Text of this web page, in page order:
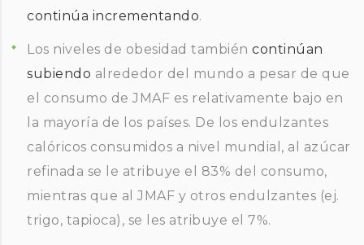
continúa incrementando.
Los niveles de obesidad también continúan
subiendo alrededor del mundo a pesar de que
el consumo de JMAF es relativamente bajo en
la mayoría de los países. De los endulzantes
calóricos consumidos a nivel mundial, al azúcar
refinada se le atribuye el 83% del consumo,
mientras que al JMAF y otros endulzantes (ej.
trigo, tapioca), se les atribuye el 7%.